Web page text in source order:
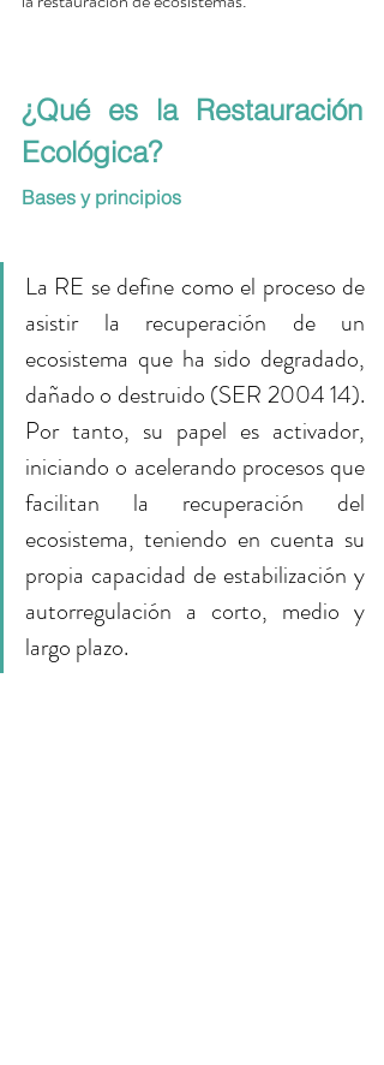
¿Qué es la Restauración
Ecológica?
Bases y principios
La RE se define como el proceso de
asistir la recuperación de un
ecosistema que ha sido degradado,
dañado o destruido (SER 2004 14).
Por tanto, su papel es activador,
iniciando o acelerando procesos que
facilitan la recuperación del
ecosistema, teniendo en cuenta su
propia capacidad de estabilización y
autorregulación a corto, medio y
largo plazo.